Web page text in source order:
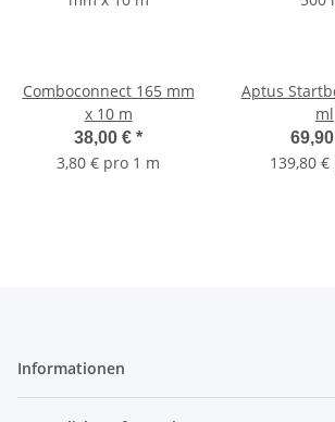
Comboconnect 165 mm
x 10 m
38,00 € *
3,80 € pro 1 m
Aptus
ml
139,80
Informationen